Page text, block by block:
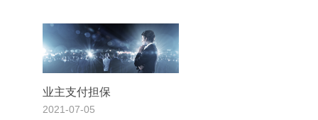
业主支付担保
2021-07-05